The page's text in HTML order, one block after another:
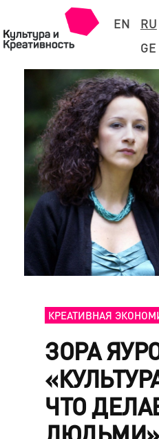
EN RU
GE
КРЕАТИВНАЯ
ЗОРА
ЧТО